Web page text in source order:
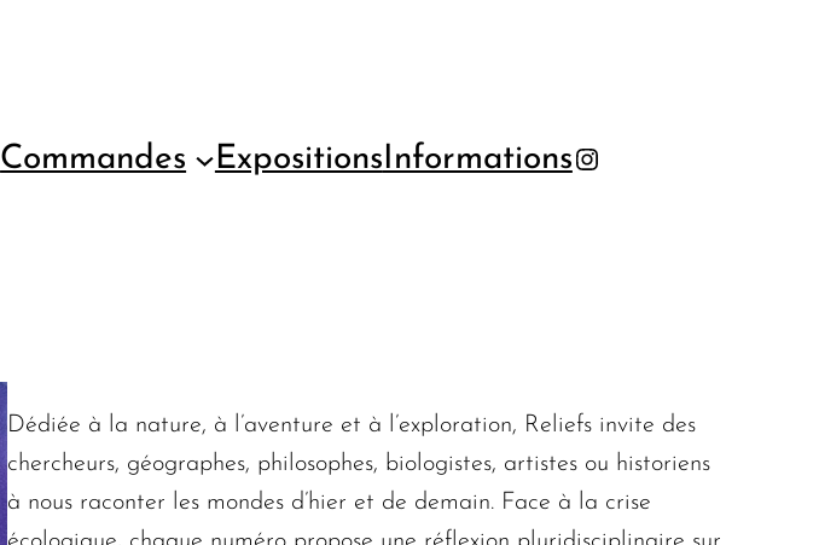
Commandes ExpositionsInformationsInstagram
Dédiée à la nature, à l’aventure et à l’exploration, Reliefs invite des
chercheurs, géographes, philosophes, biologistes, artistes ou historiens
à nous raconter les mondes d’hier et de demain. Face à la crise